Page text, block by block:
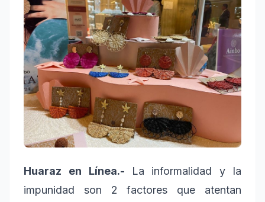
Huaraz en Línea.-
La informalidad y la
impunidad son 2 factores que atentan